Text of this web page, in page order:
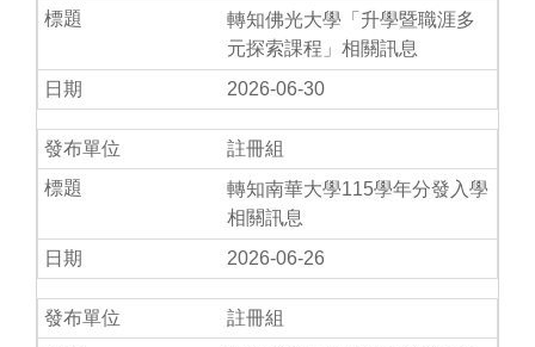
轉知佛光大學「升學暨職涯多
元探索課程」相關訊息
2026-06-30
註冊組
轉知南華大學115學年分發入學
相關訊息
2026-06-26
註冊組